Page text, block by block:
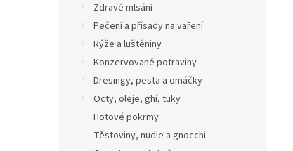
Zdravé mlsání
Pečení a přísady na vaření
Rýže a luštěniny
Konzervované potraviny
Dresingy, pesta a omáčky
Octy, oleje, ghí, tuky
Hotové pokrmy
Těstoviny, nudle a gnocchi